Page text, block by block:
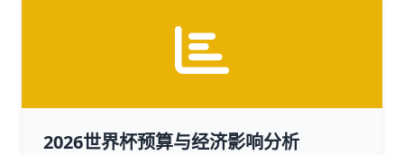
2026世界杯预算与经济影响分析